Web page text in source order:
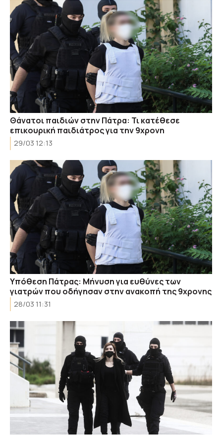
Θάνατοι παιδιών στην Πάτρα: Τι κατέθεσε
επικουρική παιδιάτρος για την 9χρονη
29/03 12:13
Υπόθεση Πάτρας: Μήνυση για ευθύνες των
γιατρών που οδήγησαν στην ανακοπή της 9χρονης
28/03 11:31